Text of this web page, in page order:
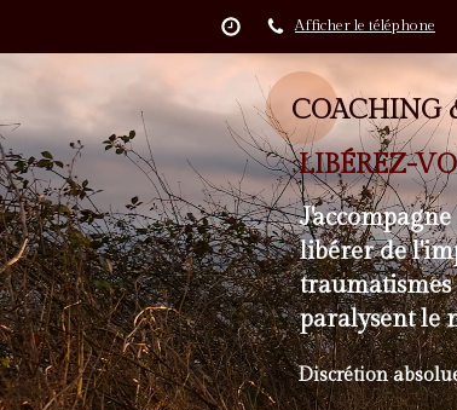
Afficher le téléphone
COACHING
LIBÉREZ-
libérer de
traumatismes
paralysent le
Discrétion